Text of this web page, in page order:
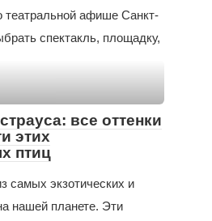
театральной афише Санкт-
спектакль, площадку,
все оттенки
этих
птиц
самых экзотических и
нашей планете. Эти